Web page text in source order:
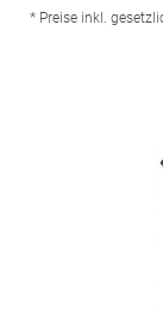
E-Mail:
* Preise inkl.